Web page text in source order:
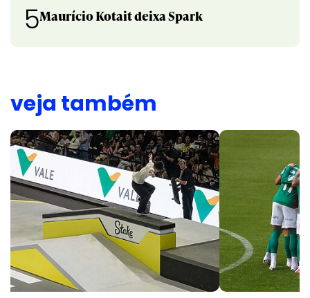
5Maurício Kotait deixa Spark
veja também